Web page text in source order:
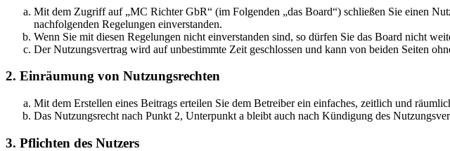
Mit dem Zugriff auf „MC Richter GbR“ (im Folgenden „das Board“) schließen Sie einen
nachfolgenden Regelungen einverstanden.
Wenn Sie mit diesen Regelungen nicht einverstanden sind, so dürfen Sie das Board nicht
Der Nutzungsvertrag wird auf unbestimmte Zeit geschlossen und kann von beiden Seiten
2. Einräumung von Nutzungsrechten
Mit dem Erstellen eines Beitrags erteilen Sie dem Betreiber ein einfaches, zeitlich und
Das Nutzungsrecht nach Punkt 2, Unterpunkt a bleibt auch nach Kündigung des
3. Pflichten des Nutzers